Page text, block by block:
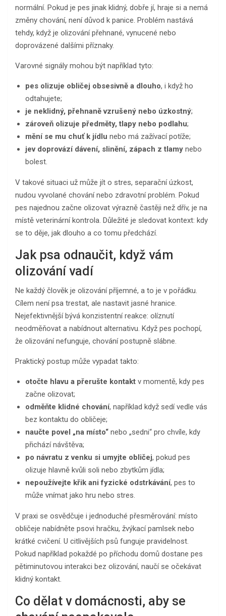
normální. Pokud je pes jinak klidný, dobře jí, hraje si a nemá
změny chování, není důvod k panice. Problém nastává
tehdy, když je olizování přehnané, vynucené nebo
doprovázené dalšími příznaky.
Varovné signály mohou být například tyto:
pes olizuje obličej obsesivně a dlouho, i když ho
odtahujete;
je neklidný, přehnaně vzrušený nebo úzkostný;
zároveň olizuje předměty, tlapy nebo podlahu;
mění se mu chuť k jídlu nebo má zažívací potíže;
jev doprovází dávení, slinění, zápach z tlamy nebo
bolest.
V takové situaci už může jít o stres, separační úzkost,
nudou vyvolané chování nebo zdravotní problém. Pokud
pes najednou začne olizovat výrazně častěji než dřív, je na
místě veterinární kontrola. Důležité je sledovat kontext: kdy
se to děje, jak dlouho a co tomu předchází.
Jak psa odnaučit, když vám
olizování vadí
Ne každý člověk je olizování příjemné, a to je v pořádku.
Cílem není psa trestat, ale nastavit jasné hranice.
Nejefektivnější bývá konzistentní reakce: olíznutí
neodměňovat a nabídnout alternativu. Když pes pochopí,
že olizování nefunguje, chování postupně slábne.
Praktický postup může vypadat takto:
otočte hlavu a přerušte kontakt v momentě, kdy pes
začne olizovat;
odměňte klidné chování, například když sedí vedle vás
bez kontaktu do obličeje;
naučte povel „na místo“ nebo „sedni“ pro chvíle, kdy
přichází návštěva;
po návratu z venku si umyjte obličej, pokud pes
olizuje hlavně kvůli soli nebo zbytkům jídla;
nepoužívejte křik ani fyzické odstrkávání, pes to
může vnímat jako hru nebo stres.
V praxi se osvědčuje i jednoduché přesměrování: místo
obličeje nabídněte psovi hračku, žvýkací pamlsek nebo
krátké cvičení. U citlivějších psů funguje pravidelnost.
Pokud například pokaždé po příchodu domů dostane pes
pětiminutovou interakci bez olizování, naučí se očekávat
klidný kontakt.
Co dělat v domácnosti, aby se